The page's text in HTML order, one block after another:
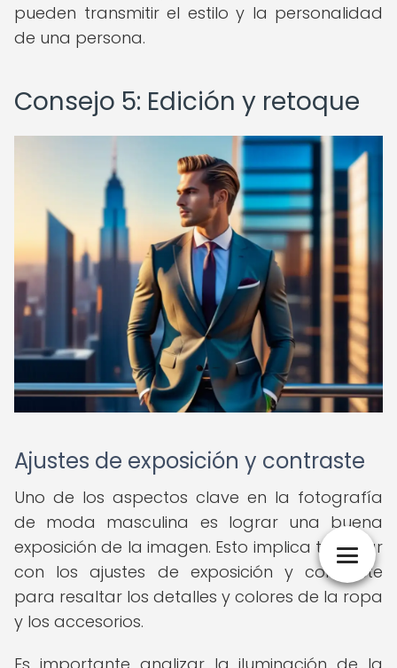
pueden transmitir el estilo y la personalidad
de una persona.
Consejo 5: Edición y retoque
Ajustes de exposición y contraste
Uno de los aspectos clave en la fotografía
de moda masculina es lograr una buena
exposición de la imagen. Esto implica trabajar
con los ajustes de exposición y contraste
para resaltar los detalles y colores de la ropa
y los accesorios.